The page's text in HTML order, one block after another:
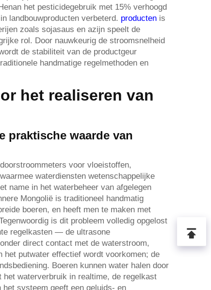
het pesticidegebruik met 15% verhoogd
landbouwproducten verbeterd. producten is
zoals sojasaus en azijn speelt de
rol. Door nauwkeurig de stroomsnelheid
de stabiliteit van de productgeur
handmatige regelmethoden en
het realiseren van
praktische waarde van
voor vloeistoffen,
waterdiensten wetenschappelijke
name in het waterbeheer van afgelegen
Mongolië is traditioneel handmatig
boeren, en heeft men te maken met
is dit probleem volledig opgelost
regelkasten — de ultrasone
direct contact met de waterstroom,
het putwater effectief wordt voorkomen; de
Boeren kunnen water halen door
waterverbruik in realtime, de regelkast
systeem geeft een geluids- en